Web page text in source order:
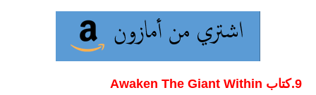
9.كتاب Awaken The Giant Within